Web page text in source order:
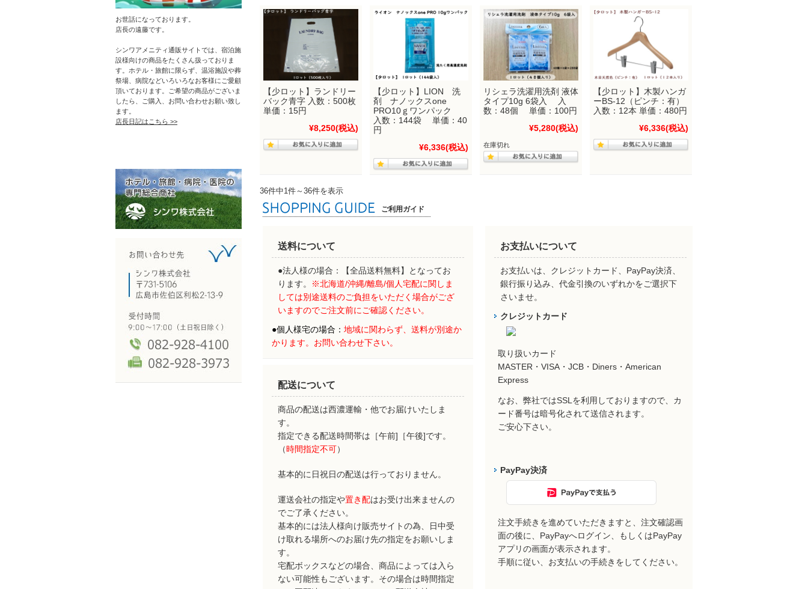
【少ロット】ランドリー
バック青字 入数：500枚
単価：15円
¥8,250(税込)
【少ロット】LION 洗
剤 ナノックスone
PRO10ｇワンパック
入数：144袋 単価：40
円
¥6,336(税込)
リシェラ洗濯用洗剤 液体
タイプ10g 6袋入 入
数：48個 単価：100円
¥5,280(税込)
在庫切れ
【少ロット】木製ハンガ
ーBS-12（ピンチ：有）
入数：12本 単価：480円
¥6,336(税込)
36件中1件～36件を表示
ご利用ガイド
送料について
●法人様の場合：【全品送料無料】となってお
ります。
※北海道/沖縄/離島/個人宅配に関しま
しては別途送料のご負担をいただく場合がござ
いますのでご注文前にご確認ください。
●個人様宅の場合： 地域に関わらず、 送料が別途か
かります。お問い合わせ下さい。
配送について
商品の配送は西濃運輸・他でお届けいたしま
す。
指定できる配送時間帯は［午前]［午後]です。
（時間指定不可）
基本的に日祝日の配送は行っておりません。
運送会社の指定や置き配はお受け出来ませんの
でご了承ください。
基本的には法人様向け販売サイトの為、日中受
け取れる場所へのお届け先の指定をお願いしま
す。
宅配ボックスなどの場合、商品によっては入ら
ない可能性もございます。その場合は時間指定
お支払いについて
お支払いは、クレジットカード、PayPay決済、
銀行振り込み、代金引換のいずれかをご選択下
さいませ。
クレジットカード
取り扱いカード
MASTER・VISA・JCB・Diners・American
Express
なお、弊社ではSSLを利用しておりますので、カ
ード番号は暗号化されて送信されます。
ご安心下さい。
PayPay決済
注文手続きを進めていただきますと、注文確認画
面の後に、PayPayへログイン、もしくはPayPay
アプリの画面が表示されます。
手順に従い、お支払いの手続きをしてください。
お世話になっております。
店長の遠藤です。
シンワアメニティ通販サイトでは、宿泊施
設様向けの商品をたくさん扱っておりま
す。ホテル・旅館に限らず、温浴施設や葬
祭場、病院などいろいろなお客様にご愛顧
頂いております。ご希望の商品がございま
したら、ご購入、お問い合わせお願い致し
ます。
店長日記はこちら >>